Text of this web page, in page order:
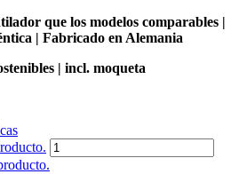
que los modelos comparables |
| Fabricado en Alemania
| incl. moqueta
Cantidad
Telefonbox